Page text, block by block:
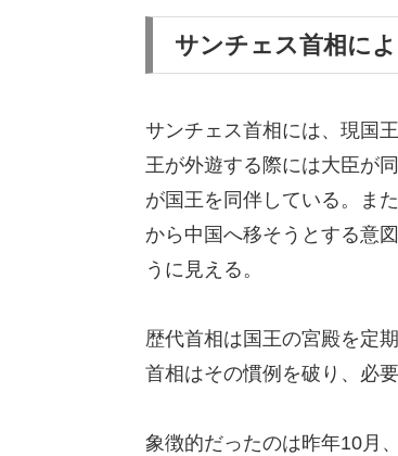
サンチェス首相に
サンチェス首相には、現国
王が外遊する際には大臣が
が国王を同伴している。ま
から中国へ移そうとする意
うに見える。
歴代首相は国王の宮殿を定
首相はその慣例を破り、必
象徴的だったのは昨年10月